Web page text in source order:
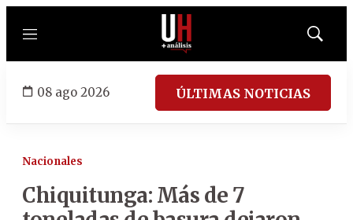
Menú
Mostrar
08 ago 2026 ÚLTIMAS NOTICIAS
Nacionales
Chiquitunga: Más de 7